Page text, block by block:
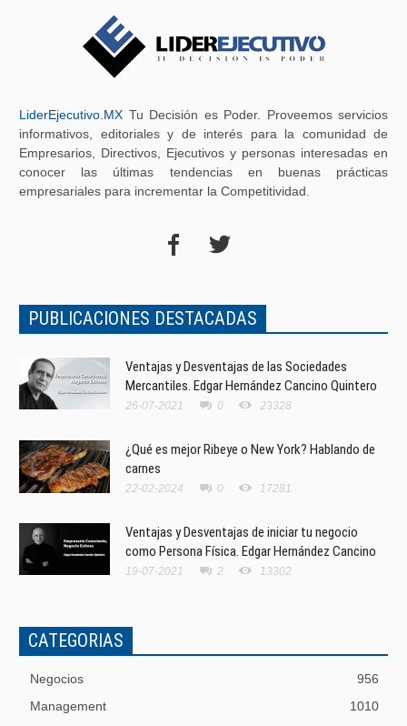
LiderEjecutivo.MX Tu Decisión es Poder. Proveemos servicios
informativos, editoriales y de interés para la comunidad de
Empresarios, Directivos, Ejecutivos y personas interesadas en
conocer las últimas tendencias en buenas prácticas
empresariales para incrementar la Competitividad.
PUBLICACIONES DESTACADAS
Ventajas y Desventajas de las Sociedades
Mercantiles. Edgar Hernández Cancino Quintero
26-07-2021 0 23328
¿Qué es mejor Ribeye o New York? Hablando de
carnes
22-02-2024 0 17281
Ventajas y Desventajas de iniciar tu negocio
como Persona Física. Edgar Hernández Cancino
19-07-2021 2 13302
CATEGORIAS
Negocios
956
Management
1010